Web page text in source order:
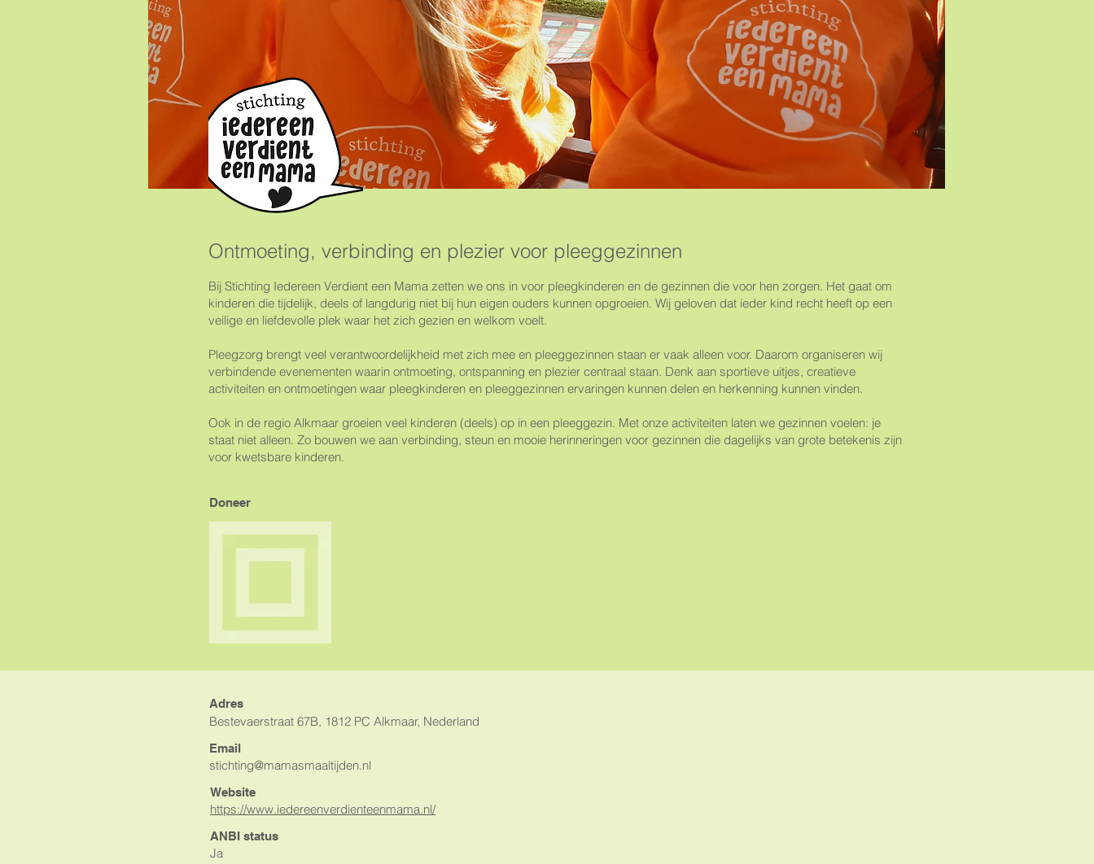
Ontmoeting, verbinding en plezier voor pleeggezinnen
Bij Stichting Iedereen Verdient een Mama zetten we ons in voor pleegkinderen en de gezinnen die voor hen zorgen. Het gaat om
kinderen die tijdelijk, deels of langdurig niet bij hun eigen ouders kunnen opgroeien. Wij geloven dat ieder kind recht heeft op een
veilige en liefdevolle plek waar het zich gezien en welkom voelt.
Pleegzorg brengt veel verantwoordelijkheid met zich mee en pleeggezinnen staan er vaak alleen voor. Daarom organiseren wij
verbindende evenementen waarin ontmoeting, ontspanning en plezier centraal staan. Denk aan sportieve uitjes, creatieve
activiteiten en ontmoetingen waar pleegkinderen en pleeggezinnen ervaringen kunnen delen en herkenning kunnen vinden.
Ook in de regio Alkmaar groeien veel kinderen (deels) op in een pleeggezin. Met onze activiteiten laten we gezinnen voelen: je
staat niet alleen. Zo bouwen we aan verbinding, steun en mooie herinneringen voor gezinnen die dagelijks van grote betekenis zijn
voor kwetsbare kinderen.
Doneer
Adres
Bestevaerstraat 67B, 1812 PC Alkmaar, Nederland
Email
stichting@mamasmaaltijden.nl
Website
https://www.iedereenverdienteenmama.nl/
ANBI status
Ja